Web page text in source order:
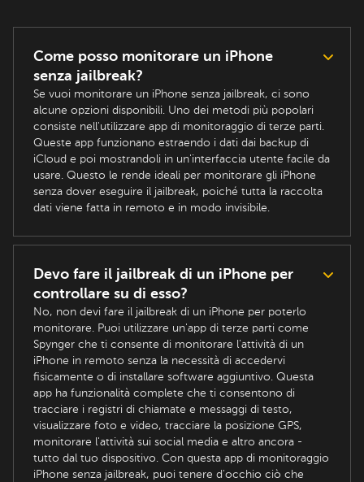
Come posso monitorare un iPhone
senza jailbreak?
Se vuoi monitorare un iPhone senza jailbreak, ci sono
alcune opzioni disponibili. Uno dei metodi più popolari
consiste nell'utilizzare app di monitoraggio di terze parti.
Queste app funzionano estraendo i dati dai backup di
iCloud e poi mostrandoli in un'interfaccia utente facile da
usare. Questo le rende ideali per monitorare gli iPhone
senza dover eseguire il jailbreak, poiché tutta la raccolta
dati viene fatta in remoto e in modo invisibile.
Devo fare il jailbreak di un iPhone per
controllare su di esso?
No, non devi fare il jailbreak di un iPhone per poterlo
monitorare. Puoi utilizzare un'app di terze parti come
Spynger che ti consente di monitorare l'attività di un
iPhone in remoto senza la necessità di accedervi
fisicamente o di installare software aggiuntivo. Questa
app ha funzionalità complete che ti consentono di
tracciare i registri di chiamate e messaggi di testo,
visualizzare foto e video, tracciare la posizione GPS,
monitorare l'attività sui social media e altro ancora -
tutto dal tuo dispositivo. Con questa app di monitoraggio
iPhone senza jailbreak, puoi tenere d'occhio ciò che